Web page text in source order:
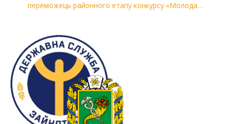
переможець районного етапу конкурсу «Молода